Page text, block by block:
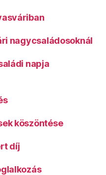
nagycsaládosoknál
napja
köszöntése
díj